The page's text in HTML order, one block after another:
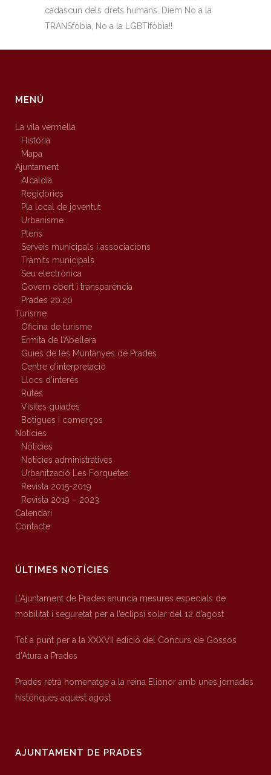
cadascun dels drets humans. Diem No a la
TRANSfòbia, No a la LGBTIfòbia!!
MENÚ
La vila vermella
Història
Mapa
Ajuntament
Alcaldia
Regidories
Pla local de joventut
Urbanisme
Plens
Serveis municipals i associacions
Tràmits municipals
Seu electrònica
Govern obert i transparència
Prades 20.20
Turisme
Oficina de turisme
Ermita de l’Abellera
Guies de les Muntanyes de Prades
Centre d’interpretació
Llocs d’interès
Rutes
Visites guiades
Botigues i comerços
Notícies
Notícies
Notícies administratives
Urbanització Les Forquetes
Revista 2015-2019
Revista 2019 – 2023
Calendari
Contacte
ÚLTIMES NOTÍCIES
L’Ajuntament de Prades anuncia mesures especials de
mobilitat i seguretat per a l’eclipsi solar del 12 d’agost
Tot a punt per a la XXXVII edició del Concurs de Gossos
d’Atura a Prades
Prades retrà homenatge a la reina Elionor amb unes jornades
històriques aquest agost
AJUNTAMENT DE PRADES